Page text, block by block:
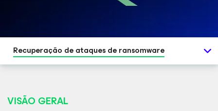
Recuperação de ataques de ransomware
VISÃO GERAL